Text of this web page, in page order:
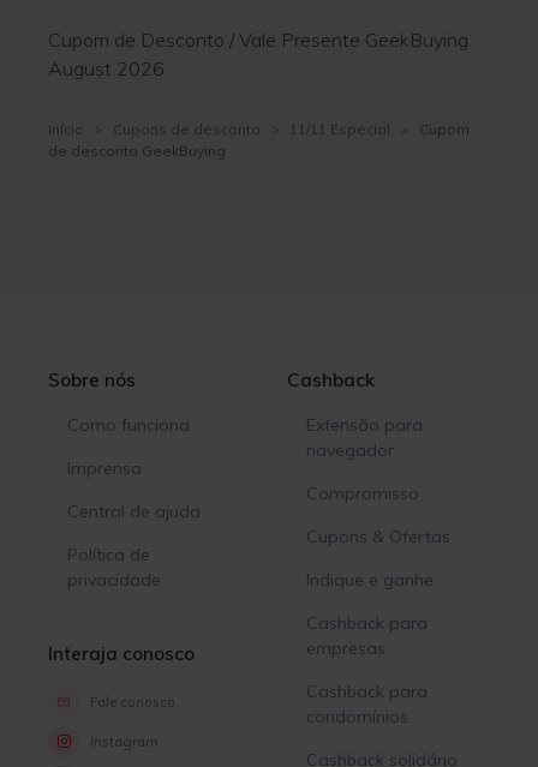
Cupom de Desconto / Vale Presente GeekBuying
August 2026
Início > Cupons de desconto > 11/11 Especial >
Cupom
de desconto GeekBuying
Sobre nós
Como funciona
Imprensa
Central de ajuda
Política de
privacidade
Interaja conosco
Fale conosco
Instagram
Cashback
Extensão para
navegador
Compromisso
Cupons & Ofertas
Indique e ganhe
Cashback para
empresas
Cashback para
condomínios
Cashback solidário